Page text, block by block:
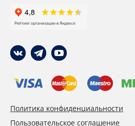
Политика конфиденциальности
Пользовательское соглашение